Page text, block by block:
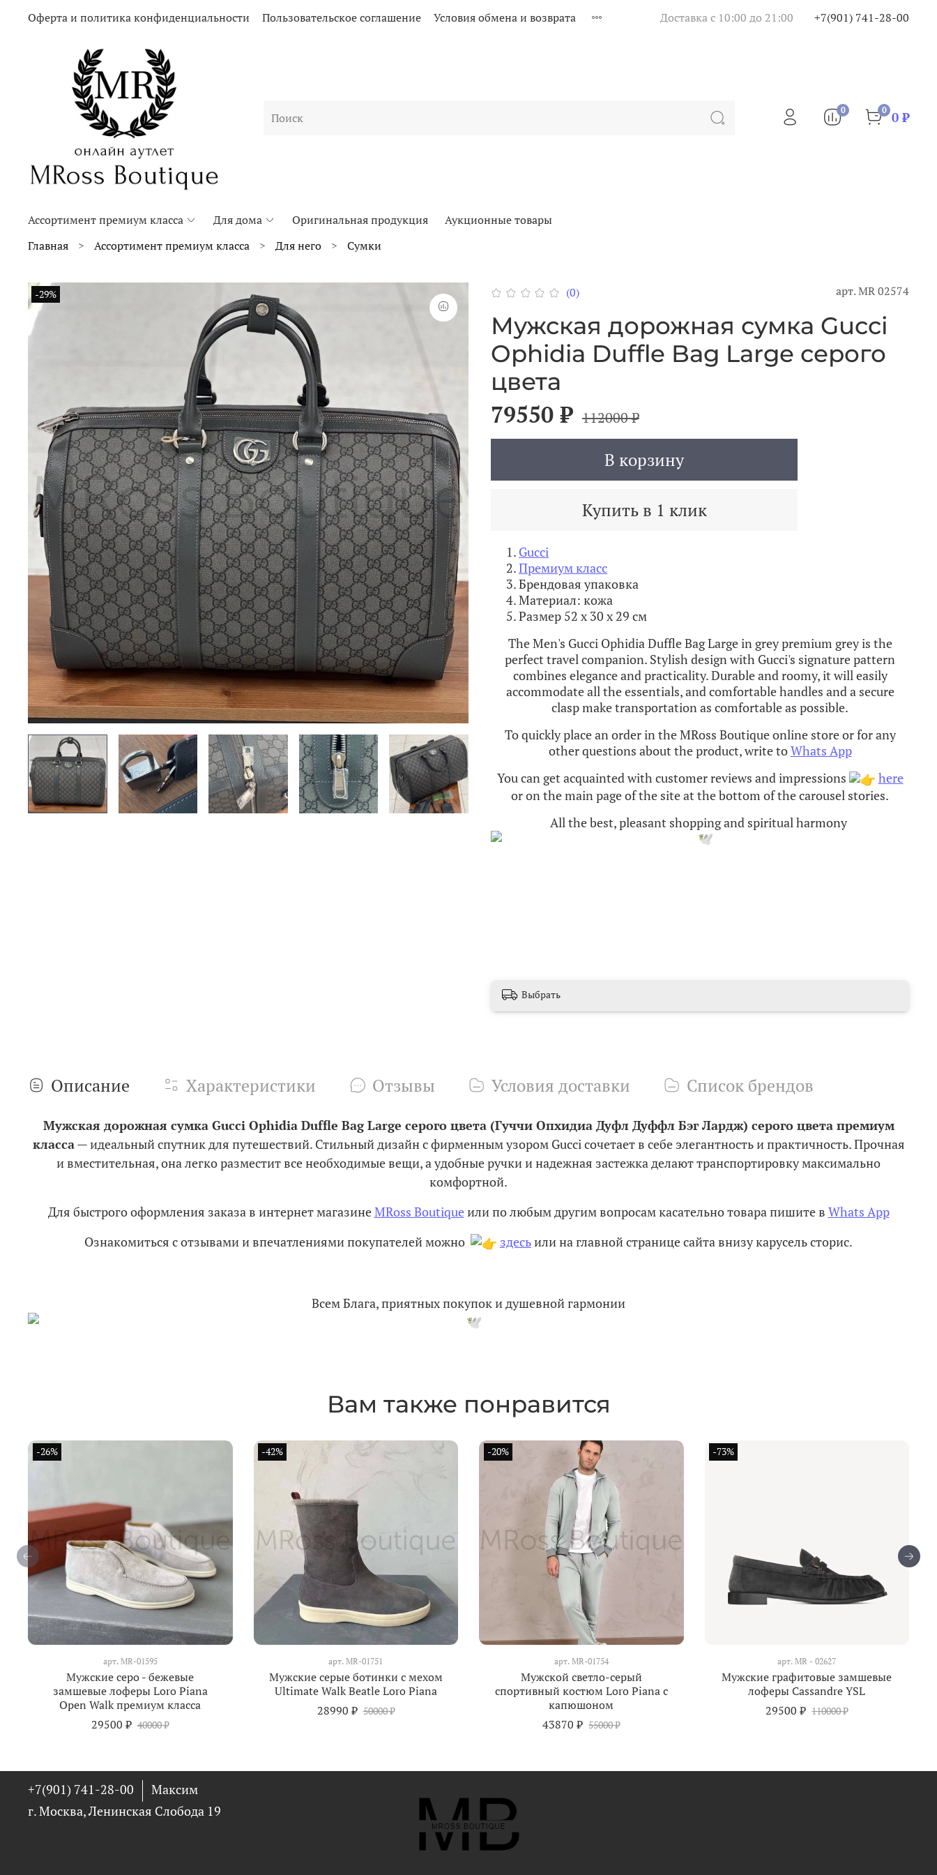
Оферта и политика конфиденциальности Пользовательское соглашение Условия обмена и возврата Доставка с 10:00 до 21:00 +7(901) 741-28-00
0 0 0 ₽
Ассортимент премиум класса Для дома Оригинальная продукция
Аукционные товары
Главная
Ассортимент премиум класса Для него Сумки
-29% (0) арт.МR 02574
Мужская дорожная сумка Gucci
Ophidia Duffle Bag Large серого
цвета
79550 ₽ 112000 ₽
В корзину
Купить в 1 клик
Gucci
Премиум класс
Брендовая упаковка
Материал: кожа
Размер 52 x 30 x 29 см
The Men's Gucci Ophidia Duffle Bag Large in grey premium grey is the
perfect travel companion. Stylish design with Gucci's signature pattern
combines elegance and practicality. Durable and roomy, it will easily
accommodate all the essentials, and comfortable handles and a secure
clasp make transportation as comfortable as possible.
To quickly place an order in the MRoss Boutique online store or for any
other questions about the product, write toWhats App
You can get acquainted with customer reviews and impressions
here
or on the main page of the site at the bottom of the carousel stories.
All the best, pleasant shopping and spiritual harmony
Выбрать
Описание Характеристики Отзывы Условия доставки Список брендов
Мужская дорожная сумка Gucci Ophidia Duffle Bag Large серого цвета (Гуччи Опхидиа Дуфл Дуффл Бэг Лардж) серого цвета премиум
класса—идеальный спутник для путешествий. Стильный дизайн с фирменным узором Gucci сочетает в себе элегантность и практичность. Прочная
и вместительная, она легко разместит все необходимые вещи, а удобные ручки и надежная застежка делают транспортировку максимально
комфортной.
Для быстрого оформления заказа в интернет магазинеMRoss Boutiqueили по любым другим вопросам касательно товара пишите в Whats App
Ознакомиться с отзывами и впечатлениями покупателей можно
здесьили на главной странице сайта внизу карусель сторис.
Всем Блага, приятных покупок и душевной гармонии
Вам также понравится
-26%
арт. MR-01595
Мужские серо - бежевые
замшевые лоферы Loro Piana
Open Walk премиум класса
29500 ₽ 40000 ₽
-42%
арт.MR-01751
Мужские серые ботинки с мехом
Ultimate Walk Beatle Loro Piana
28990 ₽ 50000 ₽
-20%
арт. MR-01754
Мужской светло-серый
спортивный костюм Loro Piana с
капюшоном
43870 ₽ 55000 ₽
-73%
арт.MR - 02627
Мужские графитовые замшевые
лоферы Cassandre YSL
29500 ₽ 110000 ₽
+7(901) 741-28-00
Максим
г. Москва, Ленинская Слобода 19